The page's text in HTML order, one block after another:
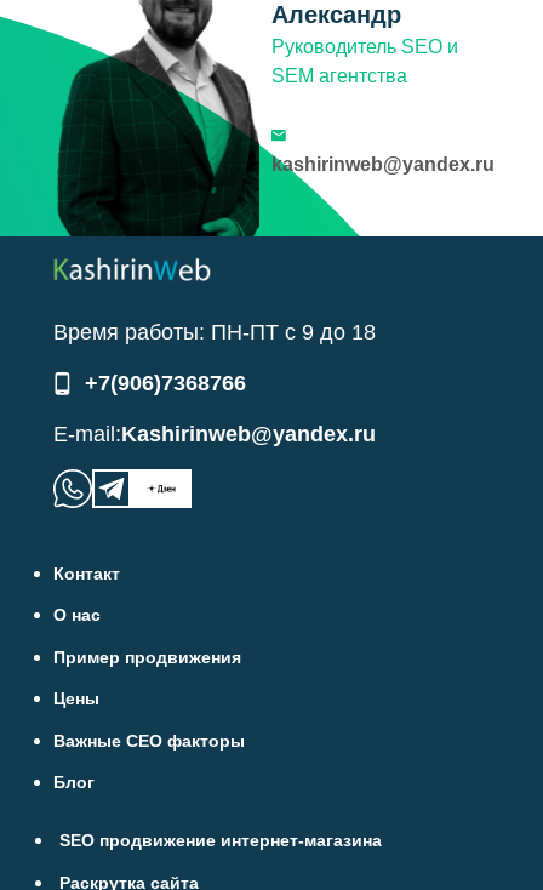
Александр
Руководитель SEO и
SEM агентства
kashirinweb@yandex.ru
Время работы: ПН-ПТ с 9 до 18
+7(906)7368766
E-mail:Kashirinweb@yandex.ru
SEO продвижение интернет-магазина
Раскрутка сайта
Контакт
О нас
Пример продвижения
Цены
Важные СЕО факторы
Блог